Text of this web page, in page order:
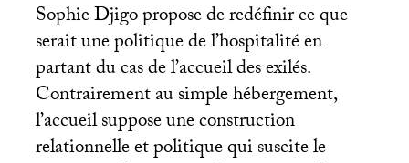
Sophie Djigo propose de redéfinir ce que
serait une politique de l’hospitalité en
partant du cas de l’accueil des exilés.
Contrairement au simple hébergement,
l’accueil suppose une construction
relationnelle et politique qui suscite le